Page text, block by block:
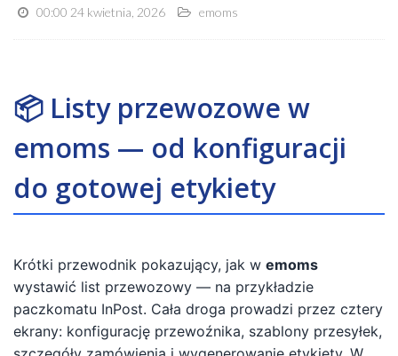
00:00 24 kwietnia, 2026 emoms
📦 Listy przewozowe w
emoms — od konfiguracji
do gotowej etykiety
Krótki przewodnik pokazujący, jak w emoms
wystawić list przewozowy — na przykładzie
paczkomatu InPost. Cała droga prowadzi przez cztery
ekrany: konfigurację przewoźnika, szablony przesyłek,